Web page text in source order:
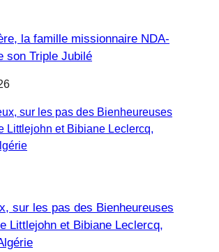
la famille missionnaire NDA-
son Triple Jubilé
sur les pas des Bienheureuses
Littlejohn et Bibiane Leclercq,